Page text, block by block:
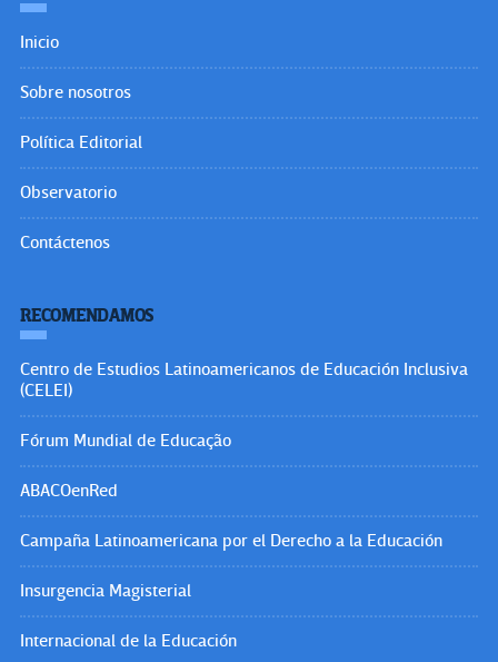
Inicio
Sobre nosotros
Política Editorial
Observatorio
Contáctenos
RECOMENDAMOS
Centro de Estudios Latinoamericanos de Educación Inclusiva
(CELEI)
Fórum Mundial de Educação
ABACOenRed
Campaña Latinoamericana por el Derecho a la Educación
Insurgencia Magisterial
Internacional de la Educación